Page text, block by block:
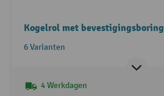
Kogelrol met bevestigingsboring
6 Varianten
4 Werkdagen